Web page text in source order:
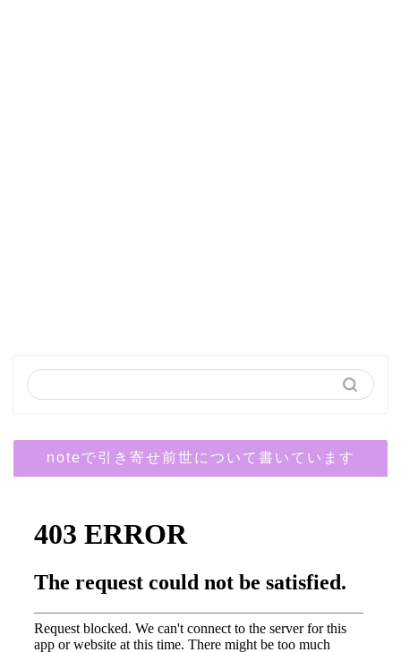
noteで引き寄せ前世について書いています